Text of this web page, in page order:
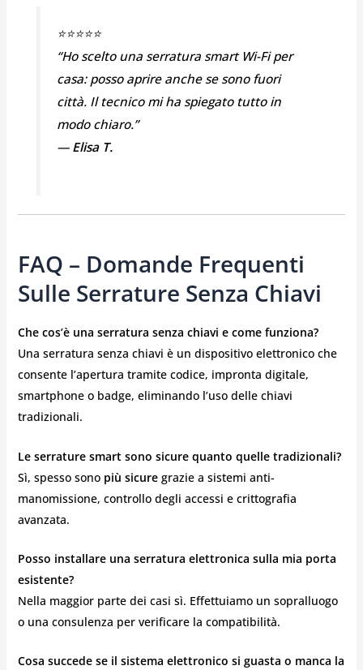
⭐⭐⭐⭐⭐
“Ho scelto una serratura smart Wi-Fi per
casa: posso aprire anche se sono fuori
città. Il tecnico mi ha spiegato tutto in
modo chiaro.”
—Elisa T.
FAQ – Domande Frequenti
Sulle Serrature Senza Chiavi
Che cos’è una serratura senza chiavi e come funziona?
Una serratura senza chiavi è un dispositivo elettronico che
consente l’apertura tramite codice, impronta digitale,
smartphone o badge, eliminando l’uso delle chiavi
tradizionali.
Le serrature smart sono sicure quanto quelle tradizionali?
Sì, spesso sono più sicuregrazie a sistemi anti-
manomissione, controllo degli accessi e crittografia
avanzata.
Posso installare una serratura elettronica sulla mia porta
esistente?
Nella maggior parte dei casi sì. Effettuiamo un sopralluogo
o una consulenza per verificare la compatibilità.
Cosa succede se il sistema elettronico si guasta o manca la